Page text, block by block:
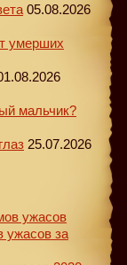
05.08.2026
умерших
мальчик?
25.07.2026
ужасов
ужасов за